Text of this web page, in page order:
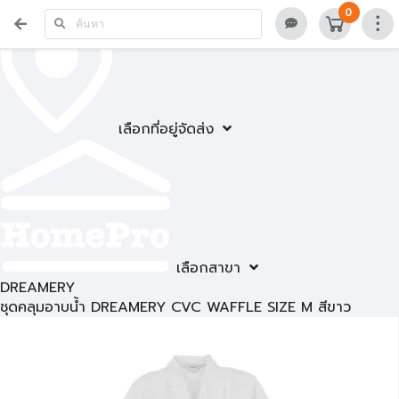
เลือกที่อยู่จัดส่ง
เลือกสาขา
0
DREAMERY
ชุดคลุมอาบน้ำ DREAMERY CVC WAFFLE SIZE M สีขาว